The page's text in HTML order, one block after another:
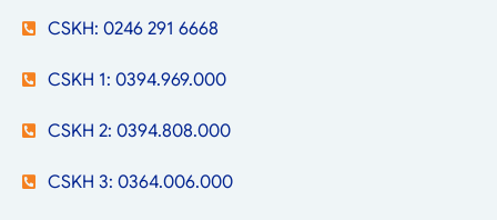
CSKH: 0246 291 6668
CSKH 1: 0394.969.000
CSKH 2: 0394.808.000
CSKH 3: 0364.006.000